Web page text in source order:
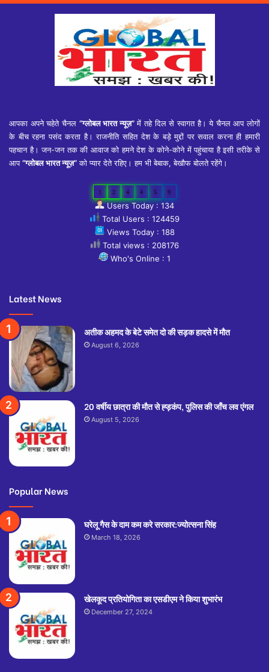
आपका अपने चहेते चैनल “ग्लोबल भारत न्यूज़”में तहे दिल से स्वागत है। ये चैनल आप लोगों
के बीच रहना पसंद करता है। राजनीति सहित देश के बड़े मुद्दों पर सवाल करना ही हमारी
पहचान है। जन-जन तक की आवाज को हमने देश के कोने-कोने में पहुंचाया है इसी तरीके से
आप“ग्लोबल भारत न्यूज़”को प्यार देते रहिए। हम भी बेबाक, बेखौफ बोलते रहेंगे।
1 2 4 4 5 9
Users Today : 134
Total Users : 124459
Views Today : 188
Total views : 208176
Who's Online : 1
Latest News
अतीक अहमद के बेटे समेत दो की सड़क हादसे में मौत
August 6, 2026
20 वर्षीय छात्रा की मौत से ह्ड़कंप, पुलिस की जाँच लव एंगल
August 5, 2026
Popular News
घरेलू गैस के दाम कम करे सरकार:ज्योत्सना सिंह
March 18, 2026
खेलकूद प्रतियोगिता का एसडीएम ने किया शुभारंभ
December 27, 2024